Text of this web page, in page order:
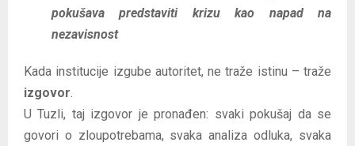
pokušava predstaviti krizu kao napad na
nezavisnost
Kada institucije izgube autoritet, ne traže istinu – traže
izgovor
U Tuzli, taj izgovor je pronađen: svaki pokušaj da se
govori o zloupotrebama, svaka analiza odluka, svaka